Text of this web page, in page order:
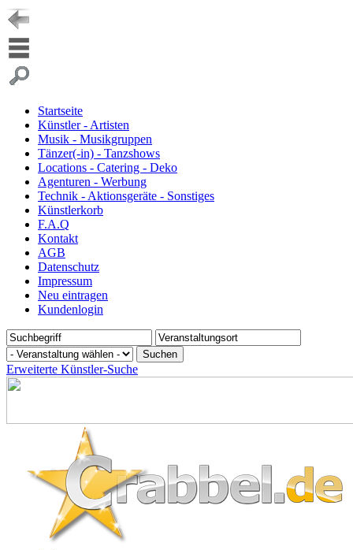
Startseite
Künstler - Artisten
Musik - Musikgruppen
Tänzer(-in) - Tanzshows
Locations - Catering - Deko
Agenturen - Werbung
Technik - Aktionsgeräte - Sonstiges
Künstlerkorb
F.A.Q
Kontakt
AGB
Datenschutz
Impressum
Neu eintragen
Kundenlogin
Erweiterte Künstler-Suche